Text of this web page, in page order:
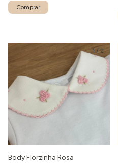
1 / 2
Body Florzinha Rosa